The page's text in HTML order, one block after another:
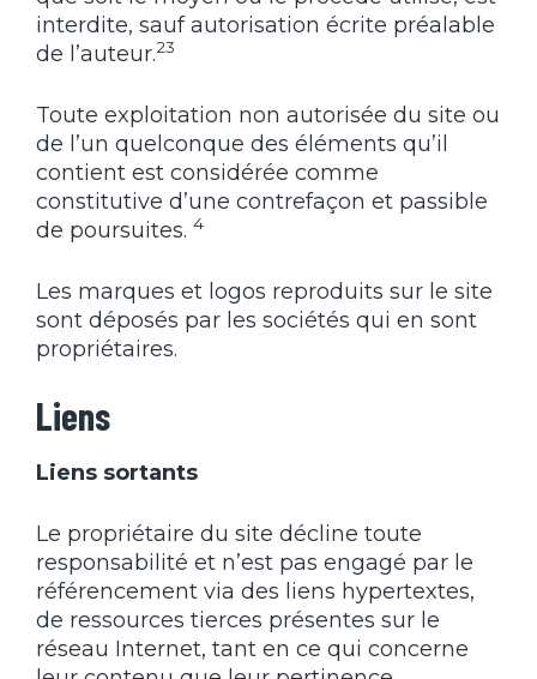
interdite, sauf autorisation écrite préalable
de l’auteur.23
Toute exploitation non autorisée du site ou
de l’un quelconque des éléments qu’il
contient est considérée comme
constitutive d’une contrefaçon et passible
de poursuites. 4
Les marques et logos reproduits sur le site
sont déposés par les sociétés qui en sont
propriétaires.
Liens
Liens sortants
Le propriétaire du site décline toute
responsabilité et n’est pas engagé par le
référencement via des liens hypertextes,
de ressources tierces présentes sur le
réseau Internet, tant en ce qui concerne